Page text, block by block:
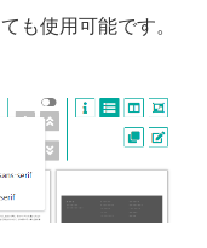
も使用可能です。